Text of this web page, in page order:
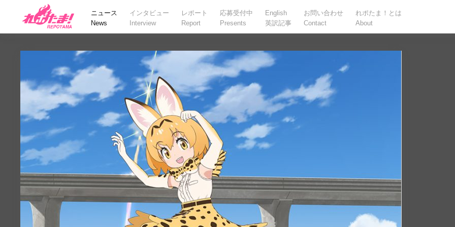
ニュース
News
インタビュー
Interview
レポート
Report
応募受付中
Presents
English
英訳記事
お問い合わせ
Contact
れポたま！とは
About